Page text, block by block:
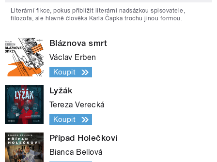
Literární fikce, pokus přiblížit literární nadsázkou spisovatele,
filozofa, ale hlavně člověka Karla Čapka trochu jinou formou.
Bláznova smrt
Václav Erben
Koupit
Lyžák
Tereza Verecká
Koupit
Případ Holečkovi
Bianca Bellová